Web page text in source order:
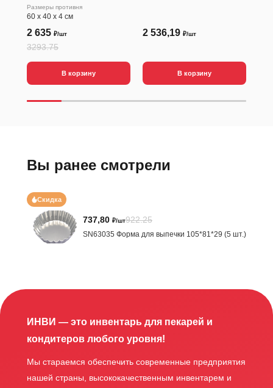
Размеры противня
60 х 40 х 4 см
2 635 ₽/шт
3293.75
В корзину
2 536,19 ₽/шт
В корзину
Вы ранее смотрели
737,80 ₽/шт922.25
SN63035 Форма для выпечки 105*81*29 (5 шт.)
Скидка
ИНВИ — это инвентарь для пекарей и
кондитеров любого уровня!
Мы стараемся обеспечить современные предприятия
нашей страны, высококачественным инвентарем и